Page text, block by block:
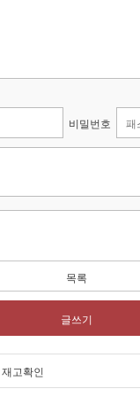
비밀번호
목록
글쓰기
재고확인